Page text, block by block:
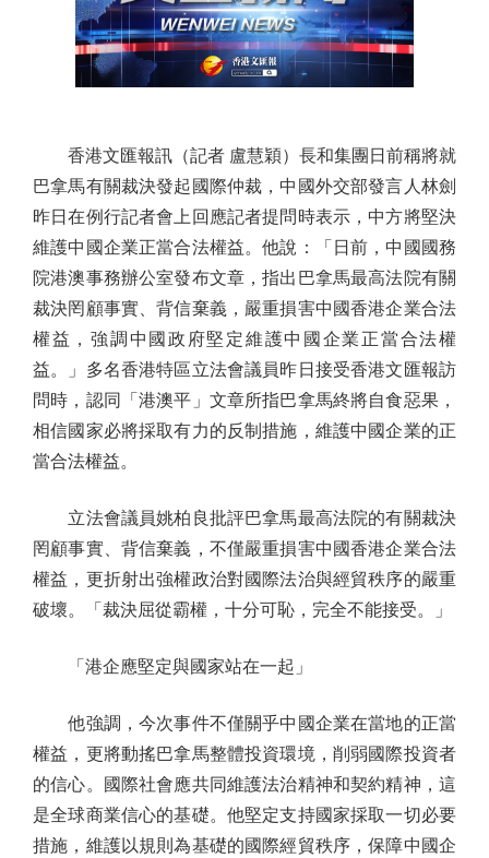
香港文匯報訊（記者 盧慧穎）長和集團日前稱將就
巴拿馬有關裁決發起國際仲裁，中國外交部發言人林劍
昨日在例行記者會上回應記者提問時表示，中方將堅決
維護中國企業正當合法權益。他說：「日前，中國國務
院港澳事務辦公室發布文章，指出巴拿馬最高法院有關
裁決罔顧事實、背信棄義，嚴重損害中國香港企業合法
權益，強調中國政府堅定維護中國企業正當合法權
益。」多名香港特區立法會議員昨日接受香港文匯報訪
問時，認同「港澳平」文章所指巴拿馬終將自食惡果，
相信國家必將採取有力的反制措施，維護中國企業的正
當合法權益。
立法會議員姚柏良批評巴拿馬最高法院的有關裁決
罔顧事實、背信棄義，不僅嚴重損害中國香港企業合法
權益，更折射出強權政治對國際法治與經貿秩序的嚴重
破壞。「裁決屈從霸權，十分可恥，完全不能接受。」
「港企應堅定與國家站在一起」
他強調，今次事件不僅關乎中國企業在當地的正當
權益，更將動搖巴拿馬整體投資環境，削弱國際投資者
的信心。國際社會應共同維護法治精神和契約精神，這
是全球商業信心的基礎。他堅定支持國家採取一切必要
措施，維護以規則為基礎的國際經貿秩序，保障中國企